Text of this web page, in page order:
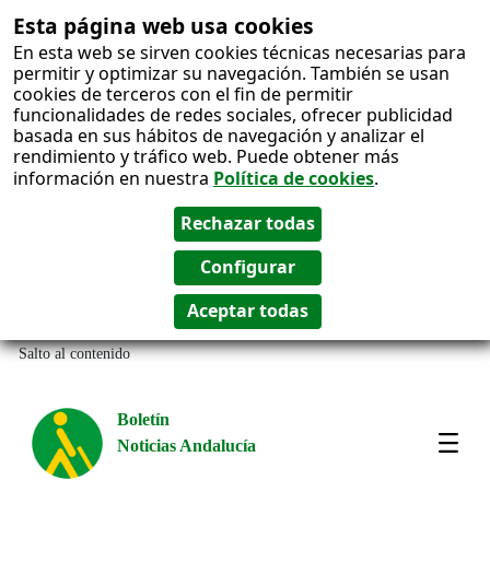
Esta página web usa cookies
En esta web se sirven cookies técnicas necesarias para
permitir y optimizar su navegación. También se usan
cookies de terceros con el fin de permitir
funcionalidades de redes sociales, ofrecer publicidad
basada en sus hábitos de navegación y analizar el
rendimiento y tráfico web. Puede obtener más
información en nuestra Política de cookies.
Salto al contenido
Boletín
Noticias Andalucía